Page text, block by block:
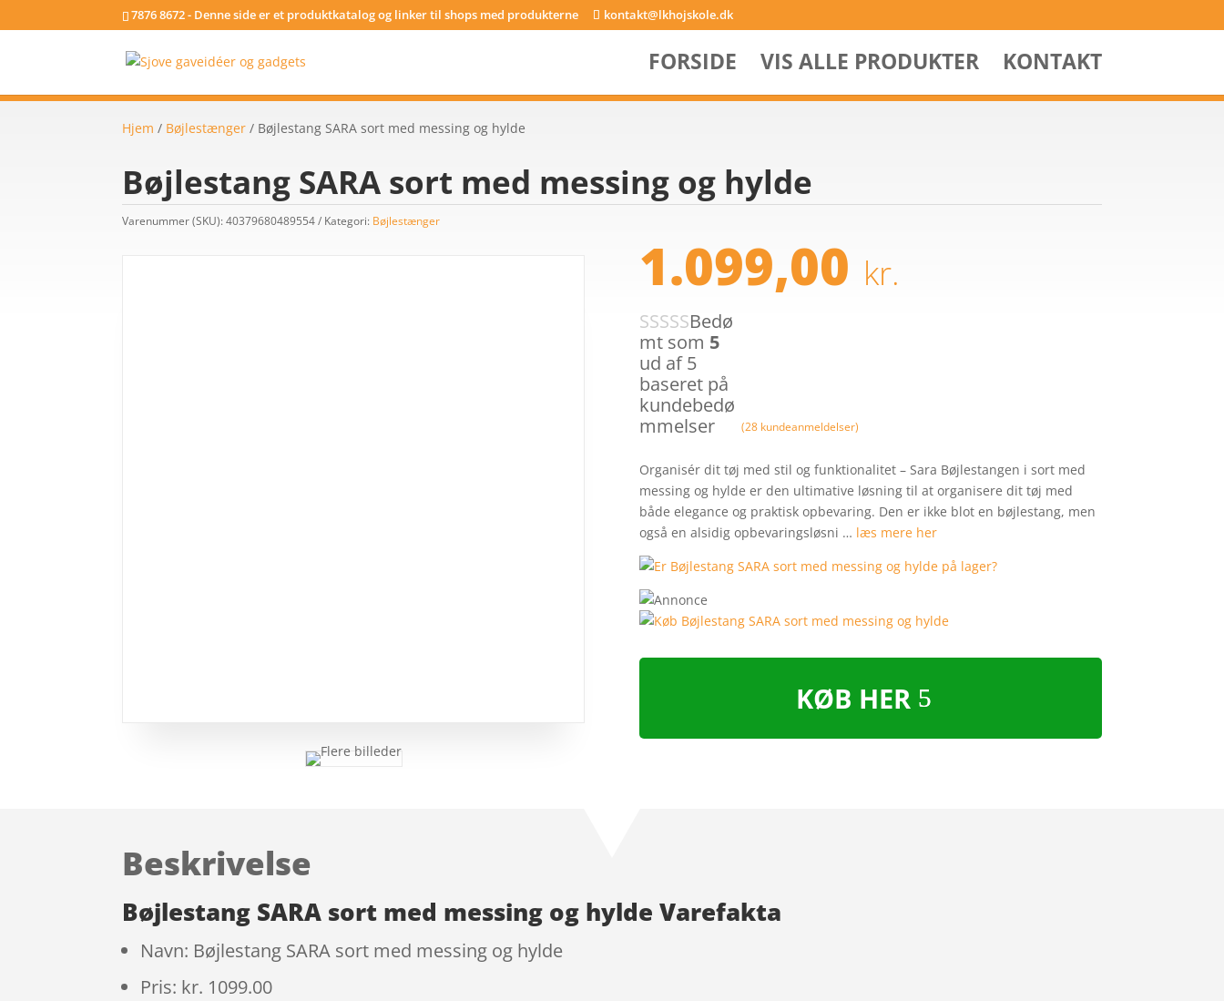
7876 8672 - Denne side er et produktkatalog og linker til shops med produkterne kontakt@lkhojskole.dk
FORSIDE VIS ALLE PRODUKTER KONTAKT
Hjem / Bøjlestænger / Bøjlestang SARA sort med messing og hylde
Bøjlestang SARA sort med messing og hylde
Varenummer (SKU):40379680489554 Kategori: Bøjlestænger
1.099,00 kr.
Bedø
mt som 5
ud af 5
baseret på
kundebedø
mmelser
(28kundeanmeldelser)
Organisér dit tøj med stil og funktionalitet – Sara Bøjlestangen i sort med
messing og hylde er den ultimative løsning til at organisere dit tøj med
både elegance og praktisk opbevaring. Den er ikke blot en bøjlestang, men
også en alsidig opbevaringsløsni … læs mere her
KØB HER
Beskrivelse
Bøjlestang SARA sort med messing og hylde Varefakta
Navn: Bøjlestang SARA sort med messing og hylde
Pris: kr. 1099.00